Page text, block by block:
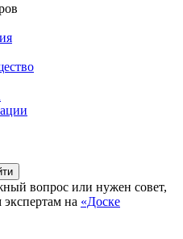
вопрос или нужен совет,
на «Доске